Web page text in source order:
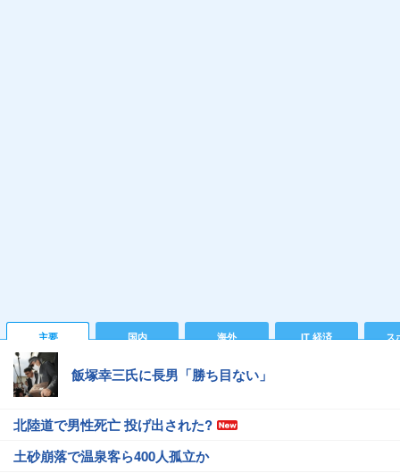
主要 国内 海外 IT 経済 ス
飯塚幸三氏に長男「勝ち目ない」
北陸道で男性死亡 投げ出された?
土砂崩落で温泉客ら400人孤立か